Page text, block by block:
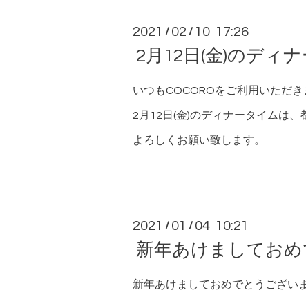
2021 / 02 / 10 17:26
2月12日(金)のディ
いつもCOCOROをご利用いただ
2月12日(金)のディナータイムは、
よろしくお願い致します。
2021 / 01 / 04 10:21
新年あけましてお
新年あけましておめでとうござい